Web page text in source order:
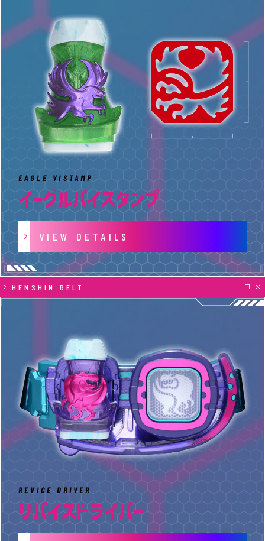
EAGLE VISTAMP
イーグルバイスタンプ
VIEW DETAILS
HENSHIN BELT
REVICE DRIVER
リバイスドライバー